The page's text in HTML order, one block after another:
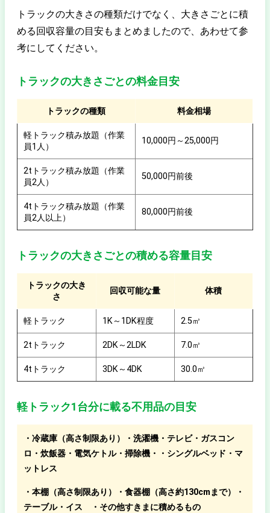
トラックの大きさの種類だけでなく、大きさごとに積
める回収容量の目安もまとめましたので、あわせて参
考にしてください。
トラックの大きさごとの料金目安
トラックの種類 料金相場
軽トラック積み放題（作業
員1人）
10,000円～25,000円
2tトラック積み放題（作業
員2人）
50,000円前後
4tトラック積み放題（作業
員2人以上）
80,000円前後
トラックの大きさごとの積める容量目安
トラックの大き
さ
回収可能な量 体積
軽トラック 1K～1DK程度 2.5㎥
2tトラック 2DK～2LDK 7.0㎥
4tトラック 3DK～4DK 30.0㎥
軽トラック1台分に載る不用品の目安
・冷蔵庫（高さ制限あり）・洗濯機・テレビ・ガスコン
ロ・炊飯器・電気ケトル・掃除機・・シングルベッド・マ
ットレス
・本棚（高さ制限あり）・食器棚（高さ約130cmまで）・
テーブル・イス ・その他すきまに積めるもの